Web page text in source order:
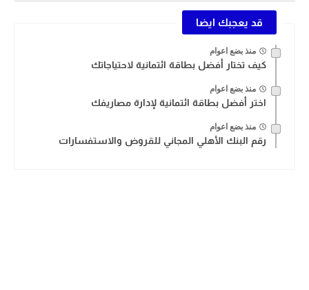
قد يعجبك ايضا
منذ بضع اعوام
كيف تختار أفضل بطاقة ائتمانية لاحتياجاتك
منذ بضع اعوام
اختر أفضل بطاقة ائتمانية لإدارة مصاريفك
منذ بضع اعوام
رقم البنك الأهلي المجاني للقروض والاستفسارات